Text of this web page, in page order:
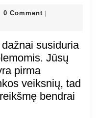
0 Comment
Jūsų
pirma
veiksnių, tad
bendrai